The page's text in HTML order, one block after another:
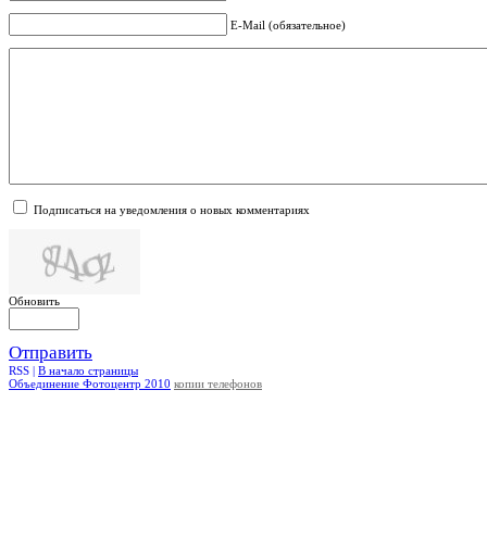
E-Mail (обязательное)
Подписаться на уведомления о новых комментариях
Обновить
Отправить
RSS | В начало страницы
Объединение Фотоцентр 2010 копии телефонов